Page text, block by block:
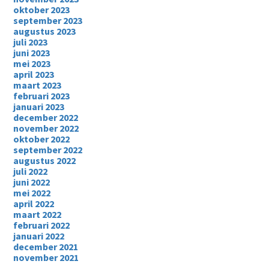
oktober 2023
september 2023
augustus 2023
juli 2023
juni 2023
mei 2023
april 2023
maart 2023
februari 2023
januari 2023
december 2022
november 2022
oktober 2022
september 2022
augustus 2022
juli 2022
juni 2022
mei 2022
april 2022
maart 2022
februari 2022
januari 2022
december 2021
november 2021